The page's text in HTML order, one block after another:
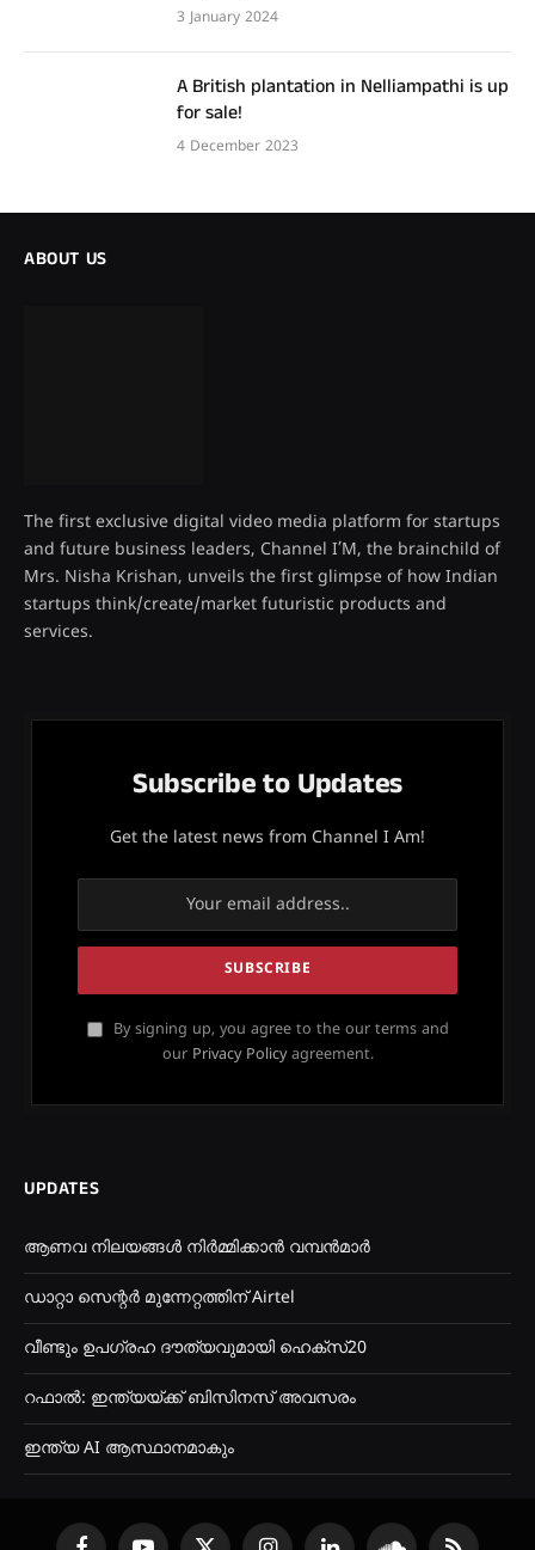
3 January 2024
A British plantation in Nelliampathi is up
for sale!
4 December 2023
ABOUT US
The first exclusive digital video media platform for startups
and future business leaders, Channel I’M, the brainchild of
Mrs. Nisha Krishan, unveils the first glimpse of how Indian
startups think/create/market futuristic products and
services.
Subscribe to Updates
Get the latest news from Channel I Am!
By signing up, you agree to the our terms and
our Privacy Policyagreement.
UPDATES
ആണവ നിലയങ്ങൾ നിർമ്മിക്കാൻ വമ്പൻമാർ
ഡാറ്റാ സെന്റർ മുന്നേറ്റത്തിന് Airtel
വീണ്ടും ഉപഗ്രഹ ദൗത്യവുമായി ഹെക്സ്20
റഫാൽ: ഇന്ത്യയ്ക്ക് ബിസിനസ് അവസരം
ഇന്ത്യ AI ആസ്ഥാനമാകും